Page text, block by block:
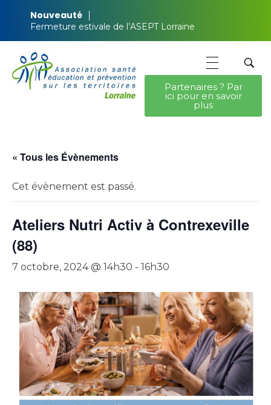
Nouveauté
Fermeture estivale de l’ASEPT Lorraine
Partenaires ? Par
ici pour en savoir
plus
« Tous les Évènements
Cet évènement est passé.
Ateliers Nutri Activ à Contrexeville
(88)
7 octobre, 2024 @ 14h30 - 16h30